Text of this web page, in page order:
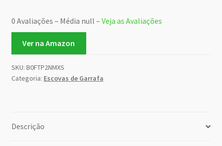
0 Avaliações – Média null – Veja as Avaliações
Ver na Amazon
SKU: B0FTP2NMXS
Categoria: Escovas de Garrafa
Descrição